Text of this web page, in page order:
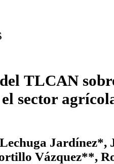
TLCAN
el sector
Jardínez*,
Vázquez**,